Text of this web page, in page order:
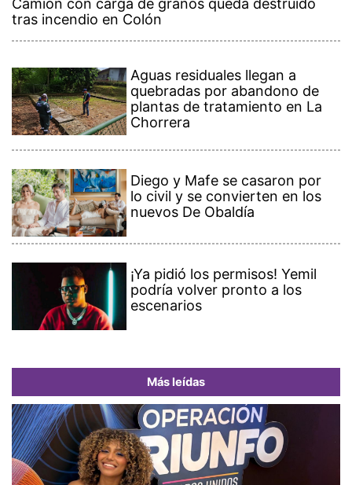
Camión con carga de granos queda destruido
tras incendio en Colón
Aguas residuales llegan a
quebradas por abandono de
plantas de tratamiento en La
Chorrera
Diego y Mafe se casaron por
lo civil y se convierten en los
nuevos De Obaldía
¡Ya pidió los permisos! Yemil
podría volver pronto a los
escenarios
Más leídas